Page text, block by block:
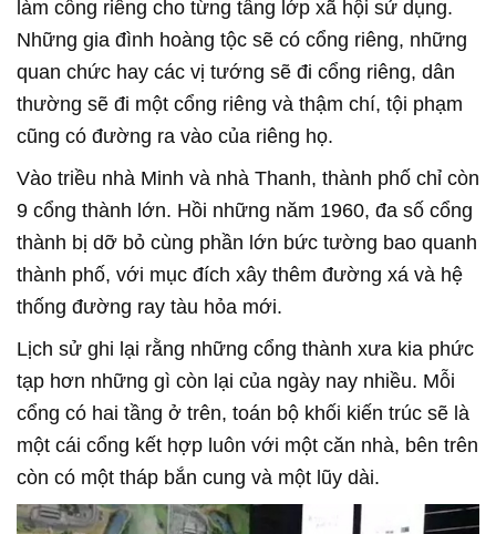
làm cổng riêng cho từng tầng lớp xã hội sử dụng.
Những gia đình hoàng tộc sẽ có cổng riêng, những
quan chức hay các vị tướng sẽ đi cổng riêng, dân
thường sẽ đi một cổng riêng và thậm chí, tội phạm
cũng có đường ra vào của riêng họ.
Vào triều nhà Minh và nhà Thanh, thành phố chỉ còn
9 cổng thành lớn. Hồi những năm 1960, đa số cổng
thành bị dỡ bỏ cùng phần lớn bức tường bao quanh
thành phố, với mục đích xây thêm đường xá và hệ
thống đường ray tàu hỏa mới.
Lịch sử ghi lại rằng những cổng thành xưa kia phức
tạp hơn những gì còn lại của ngày nay nhiều. Mỗi
cổng có hai tầng ở trên, toán bộ khối kiến trúc sẽ là
một cái cổng kết hợp luôn với một căn nhà, bên trên
còn có một tháp bắn cung và một lũy dài.